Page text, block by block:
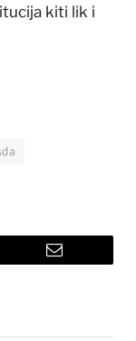
kiti lik i
Email